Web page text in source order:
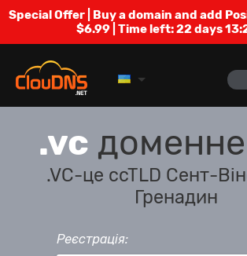
Special Offer | Buy a domain and add
$6.99 | Time left:22 days
.vc доменне
.VC-це ccTLD Сент-
Гренадин
Реєстрація: